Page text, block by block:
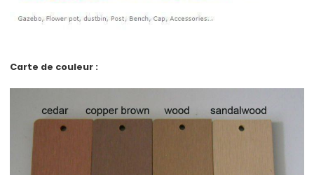
Carte de couleur :